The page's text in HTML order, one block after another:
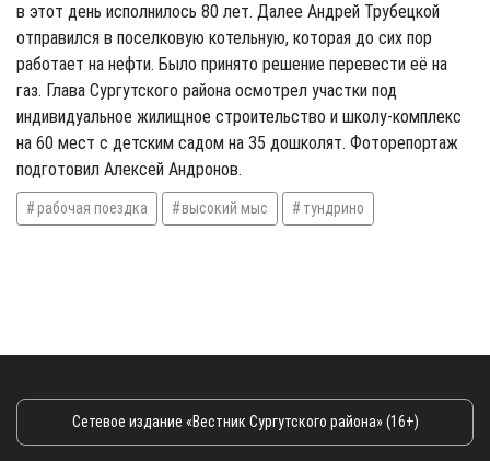
в этот день исполнилось 80 лет. Далее Андрей Трубецкой
отправился в поселковую котельную, которая до сих пор
работает на нефти. Было принято решение перевести её на
газ. Глава Сургутского района осмотрел участки под
индивидуальное жилищное строительство и школу-комплекс
на 60 мест с детским садом на 35 дошколят. Фоторепортаж
подготовил Алексей Андронов.
рабочая поездка высокий мыс тундрино
Сетевое издание «Вестник Сургутского района» (16+)